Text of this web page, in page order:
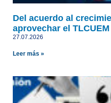
Del acuerdo al
aprovechar el
27.07.2026
Leer más »